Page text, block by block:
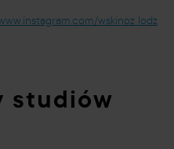
wskinoz_lodz
studiów